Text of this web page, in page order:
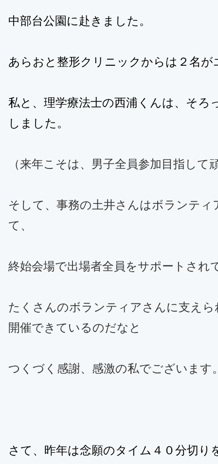
中部台公園に赴きました。
あらおと整形クリニックからは２名が
私と、理学療法士の西浦くんは、そろ
しました。
（来年こそは、男子全員参加目指して
そして、事務の土井さんはボランテ
て、
終始会場で出場者全員をサポートされ
たくさんのボランティアさんに支え
開催できているのだなと
つくづく感謝、感激の私でございます
さて、昨年は念願のタイム４０分切り